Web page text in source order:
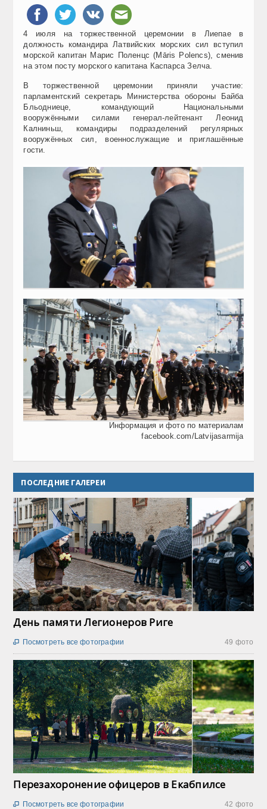
4 июля на торжественной церемонии в Лиепае в
должность командира Латвийских морских сил вступил
морской капитан Марис Поленцс (Māris Polencs), сменив
на этом посту морского капитана Каспарса Зелча.
В торжественной церемонии приняли участие:
парламентский секретарь Министерства обороны Байба
Бльодниеце, командующий Национальными
вооружёнными силами генерал-лейтенант Леонид
Калниньш, командиры подразделений регулярных
вооружённых сил, военнослужащие и приглашённые
гости.
Информация и фото по материалам
facebook.com/Latvijasarmija
ПОСЛЕДНИЕ ГАЛЕРЕИ
День памяти Легионеров Риге
49 фото
 Посмотреть все фотографии
Перезахоронение офицеров в Екабпилсе
42 фото
 Посмотреть все фотографии